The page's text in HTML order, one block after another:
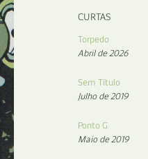
CURTAS
Torpedo
Abril de 2026
Sem Título
Julho de 2019
Ponto G
Maio de 2019